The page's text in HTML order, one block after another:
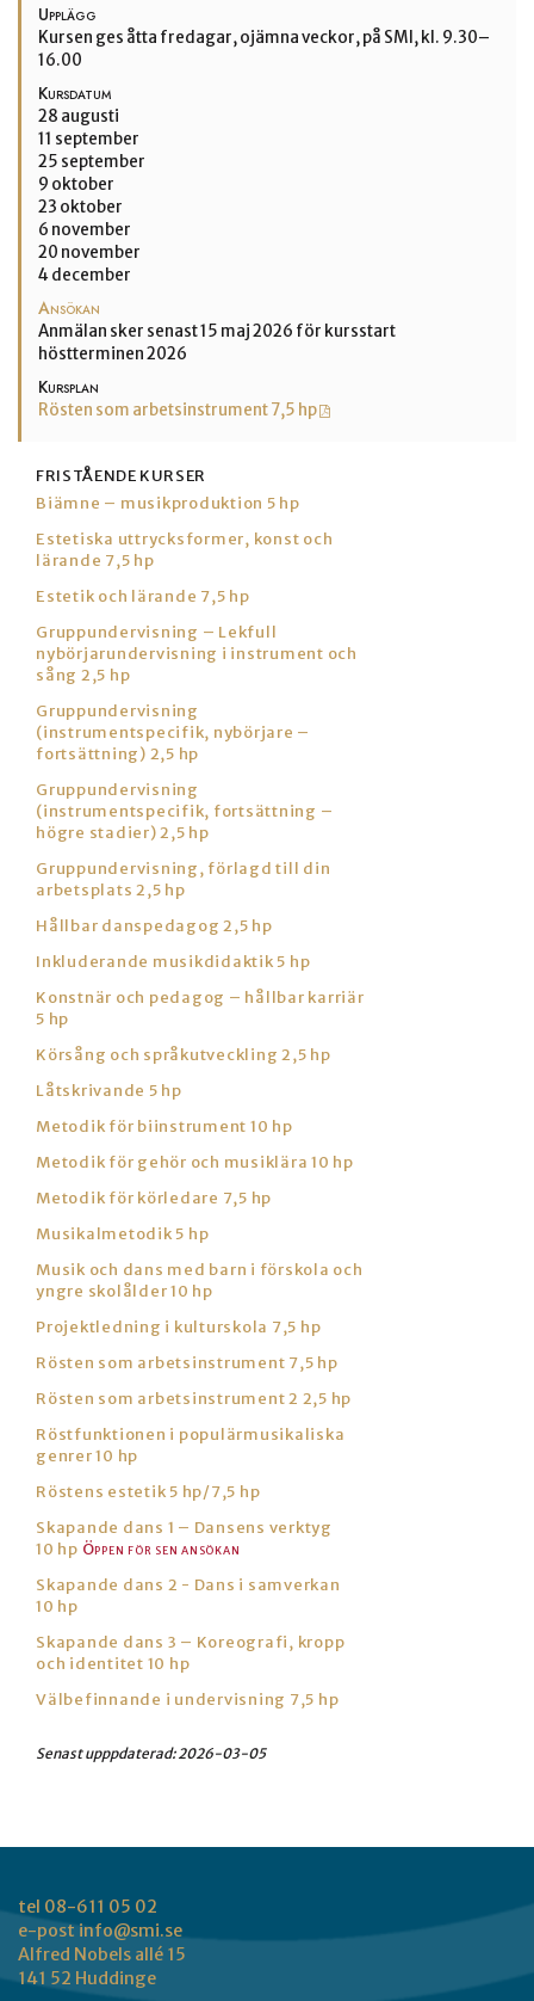
Upplägg
Kursen ges åtta fredagar, ojämna veckor, på SMI, kl. 9.30–
16.00
Kursdatum
28 augusti
11 september
25 september
9 oktober
23 oktober
6 november
20 november
4 december
Ansökan
Anmälan sker senast 15 maj 2026 för kursstart
höstterminen 2026
Kursplan
Rösten som arbetsinstrument 7,5 hp
FRISTÅENDE KURSER
Biämne – musikproduktion 5 hp
Estetiska uttrycksformer, konst och
lärande 7,5 hp
Estetik och lärande 7,5 hp
Gruppundervisning – Lekfull
nybörjarundervisning i instrument och
sång 2,5 hp
Gruppundervisning
(instrumentspecifik, nybörjare –
fortsättning) 2,5 hp
Gruppundervisning
(instrumentspecifik, fortsättning –
högre stadier) 2,5 hp
Gruppundervisning, förlagd till din
arbetsplats 2,5 hp
Hållbar danspedagog 2,5 hp
Inkluderande musikdidaktik 5 hp
Konstnär och pedagog – hållbar karriär
5 hp
Körsång och språkutveckling 2,5 hp
Låtskrivande 5 hp
Metodik för biinstrument 10 hp
Metodik för gehör och musiklära 10 hp
Metodik för körledare 7,5 hp
Musikalmetodik 5 hp
Musik och dans med barn i förskola och
yngre skolålder 10 hp
Projektledning i kulturskola 7,5 hp
Rösten som arbetsinstrument 7,5 hp
Rösten som arbetsinstrument 2 2,5 hp
Röstfunktionen i populärmusikaliska
genrer 10 hp
Röstens estetik 5 hp/7,5 hp
Skapande dans 1 – Dansens verktyg
10 hp
Skapande dans 2 - Dans i samverkan
10 hp
Skapande dans 3 – Koreografi, kropp
och identitet 10 hp
Välbefinnande i undervisning 7,5 hp
Senast upppdaterad:2026-03-05
tel 08-611 05 02
e-postinfo@smi.se
Alfred Nobels allé 15
141 52 Huddinge